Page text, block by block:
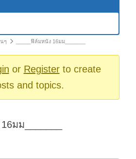
ๆ _____ฟิล์มหนัง 16มม_______
or Registerto create
and topics.
มม_______